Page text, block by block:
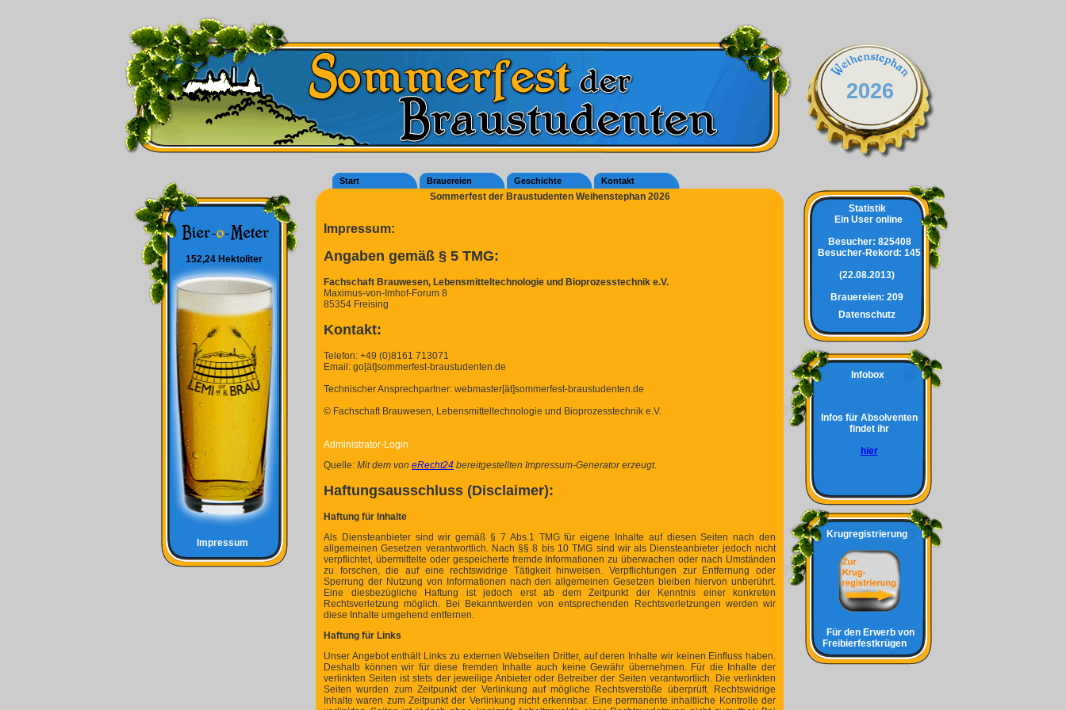
2026
152,24 Hektoliter
Impressum
Start Brauereien Geschichte Kontakt
Sommerfest der Braustudenten Weihenstephan 2026
Impressum:
Angaben gemäß § 5 TMG:
Fachschaft Brauwesen, Lebensmitteltechnologie und Bioprozesstechnik e.V.
Maximus-von-Imhof-Forum 8
85354 Freising
Kontakt:
Telefon: +49 (0)8161 713071
Email: go[ät]sommerfest-braustudenten.de
Technischer Ansprechpartner: webmaster[ät]sommerfest-braustudenten.de
© Fachschaft Brauwesen, Lebensmitteltechnologie und Bioprozesstechnik e.V.
Administrator-Login
Quelle: Mit dem von eRecht24 bereitgestellten Impressum-Generator erzeugt.
Haftungsausschluss (Disclaimer):
Haftung für Inhalte
Als Diensteanbieter sind wir gemäß § 7 Abs.1 TMG für eigene Inhalte auf diesen Seiten nach den
allgemeinen Gesetzen verantwortlich. Nach §§ 8 bis 10 TMG sind wir als Diensteanbieter jedoch nicht
verpflichtet, übermittelte oder gespeicherte fremde Informationen zu überwachen oder nach Umständen
zu forschen, die auf eine rechtswidrige Tätigkeit hinweisen. Verpflichtungen zur Entfernung oder
Sperrung der Nutzung von Informationen nach den allgemeinen Gesetzen bleiben hiervon unberührt.
Eine diesbezügliche Haftung ist jedoch erst ab dem Zeitpunkt der Kenntnis einer konkreten
Rechtsverletzung möglich. Bei Bekanntwerden von entsprechenden Rechtsverletzungen werden wir
diese Inhalte umgehend entfernen.
Haftung für Links
Unser Angebot enthält Links zu externen Webseiten Dritter, auf deren Inhalte wir keinen Einfluss haben.
Deshalb können wir für diese fremden Inhalte auch keine Gewähr übernehmen. Für die Inhalte der
verlinkten Seiten ist stets der jeweilige Anbieter oder Betreiber der Seiten verantwortlich. Die verlinkten
Seiten wurden zum Zeitpunkt der Verlinkung auf mögliche Rechtsverstöße überprüft. Rechtswidrige
Inhalte waren zum Zeitpunkt der Verlinkung nicht erkennbar. Eine permanente inhaltliche Kontrolle der
Statistik
Ein User online
Besucher: 825408
Besucher-Rekord: 145
(22.08.2013)
Brauereien: 209
Datenschutz
Infobox
Infos für Absolventen
findet ihr
hier
Krugregistrierung
Für den Erwerb von
Freibierfestkrügen